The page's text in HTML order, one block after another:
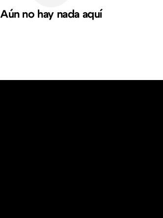
Aún no hay nada aquí